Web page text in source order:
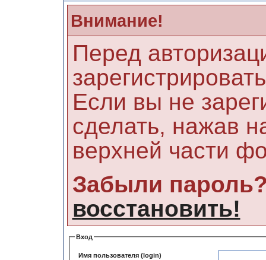
Внимание!
Перед
Если вы не
сделать, нажав
верхней части
Забыли
восстановить!
Вход
Имя пользователя (login)